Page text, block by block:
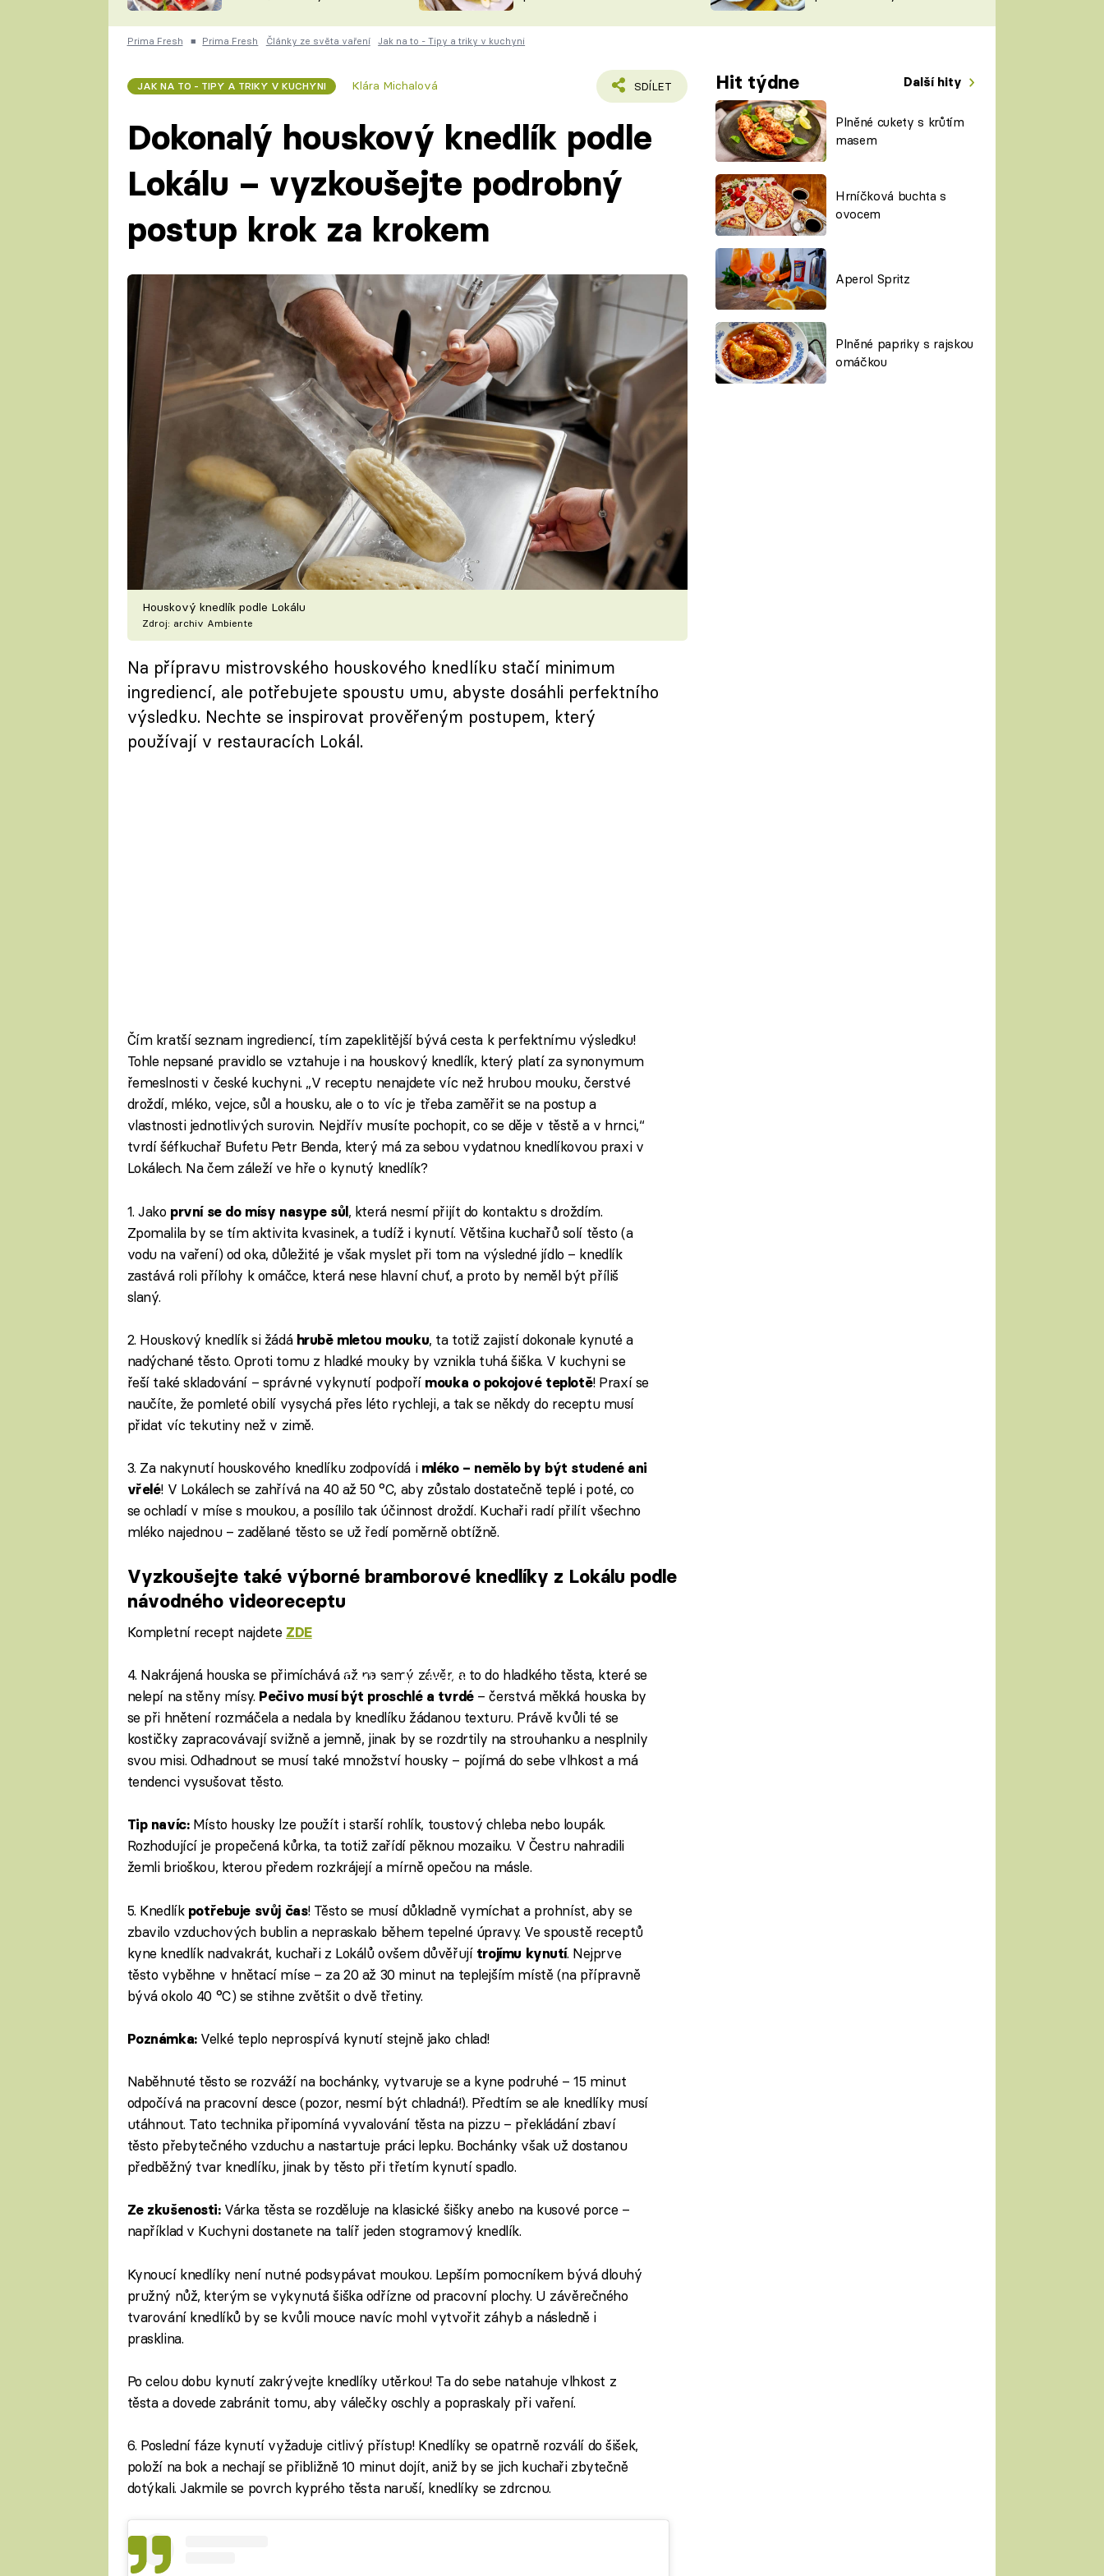
ČESKO NA TALÍŘI
DOMÁCÍ
KUCHAŘKA
VYCHYTÁVKY
ŠÉFREDAKTORKY
ČASOPIS
Prima Fresh ■ Prima Fresh Články ze světa vaření Jak na to - Tipy a triky v kuchyni
JAK NA TO - TIPY A TRIKY V KUCHYNI Klára Michalová SDÍLET Hit týdne Další hity
Plněné cukety s krůtím
masem
Hrníčková buchta s
ovocem
Aperol Spritz
Plněné papriky s rajskou
omáčkou
Dokonalý houskový knedlík podle
Lokálu – vyzkoušejte podrobný
postup krok za krokem
Houskový knedlík podle Lokálu
Zdroj: archiv Ambiente
Na přípravu mistrovského houskového knedlíku stačí minimum
ingrediencí, ale potřebujete spoustu umu, abyste dosáhli perfektního
výsledku. Nechte se inspirovat prověřeným postupem, který
používají v restauracích Lokál.
Čím kratší seznam ingrediencí, tím zapeklitější bývá cesta k perfektnímu výsledku!
Tohle nepsané pravidlo se vztahuje i na houskový knedlík, který platí za synonymum
řemeslnosti v české kuchyni. „V receptu nenajdete víc než hrubou mouku, čerstvé
droždí, mléko, vejce, sůl a housku, ale o to víc je třeba zaměřit se na postup a
vlastnosti jednotlivých surovin. Nejdřív musíte pochopit, co se děje v těstě a v hrnci,“
tvrdí šéfkuchař Bufetu Petr Benda, který má za sebou vydatnou knedlíkovou praxi v
Lokálech. Na čem záleží ve hře o kynutý knedlík?
1. Jako první se do mísy nasype sůl, která nesmí přijít do kontaktu s droždím.
Zpomalila by se tím aktivita kvasinek, a tudíž i kynutí. Většina kuchařů solí těsto (a
vodu na vaření) od oka, důležité je však myslet při tom na výsledné jídlo – knedlík
zastává roli přílohy k omáčce, která nese hlavní chuť, a proto by neměl být příliš
slaný.
2. Houskový knedlík si žádá hrubě mletou mouku, ta totiž zajistí dokonale kynuté a
nadýchané těsto. Oproti tomu z hladké mouky by vznikla tuhá šiška. V kuchyni se
řeší také skladování – správné vykynutí podpoří mouka o pokojové teplotě! Praxí se
naučíte, že pomleté obilí vysychá přes léto rychleji, a tak se někdy do receptu musí
přidat víc tekutiny než v zimě.
3. Za nakynutí houskového knedlíku zodpovídá i mléko – nemělo by být studené ani
vřelé! V Lokálech se zahřívá na 40 až 50 °C, aby zůstalo dostatečně teplé i poté, co
se ochladí v míse s moukou, a posílilo tak účinnost droždí. Kuchaři radí přilít všechno
mléko najednou – zadělané těsto se už ředí poměrně obtížně.
Vyzkoušejte také výborné bramborové knedlíky z Lokálu podle
návodného videoreceptu
Kompletní recept najdete ZDE
Failed to fetch
4. Nakrájená houska se přimíchává až na samý závěr, a to do hladkého těsta, které se
nelepí na stěny mísy. Pečivo musí být proschlé a tvrdé– čerstvá měkká houska by
se při hnětení rozmáčela a nedala by knedlíku žádanou texturu. Právě kvůli té se
kostičky zapracovávají svižně a jemně, jinak by se rozdrtily na strouhanku a nesplnily
svou misi. Odhadnout se musí také množství housky – pojímá do sebe vlhkost a má
tendenci vysušovat těsto.
Tip navíc:Místo housky lze použít i starší rohlík, toustový chleba nebo loupák.
Rozhodující je propečená kůrka, ta totiž zařídí pěknou mozaiku. V Čestru nahradili
žemli brioškou, kterou předem rozkrájejí a mírně opečou na másle.
5. Knedlík potřebuje svůj čas! Těsto se musí důkladně vymíchat a prohníst, aby se
zbavilo vzduchových bublin a nepraskalo během tepelné úpravy. Ve spoustě receptů
kyne knedlík nadvakrát, kuchaři z Lokálů ovšem důvěřují trojímu kynutí. Nejprve
těsto vyběhne v hnětací míse – za 20 až 30 minut na teplejším místě (na přípravně
bývá okolo 40 °C) se stihne zvětšit o dvě třetiny.
Poznámka:Velké teplo neprospívá kynutí stejně jako chlad!
Naběhnuté těsto se rozváží na bochánky, vytvaruje se a kyne podruhé – 15 minut
odpočívá na pracovní desce (pozor, nesmí být chladná!). Předtím se ale knedlíky musí
utáhnout. Tato technika připomíná vyvalování těsta na pizzu – překládání zbaví
těsto přebytečného vzduchu a nastartuje práci lepku. Bochánky však už dostanou
předběžný tvar knedlíku, jinak by těsto při třetím kynutí spadlo.
Ze zkušenosti:Várka těsta se rozděluje na klasické šišky anebo na kusové porce –
například v Kuchyni dostanete na talíř jeden stogramový knedlík.
Kynoucí knedlíky není nutné podsypávat moukou. Lepším pomocníkem bývá dlouhý
pružný nůž, kterým se vykynutá šiška odřízne od pracovní plochy. U závěrečného
tvarování knedlíků by se kvůli mouce navíc mohl vytvořit záhyb a následně i
prasklina.
Po celou dobu kynutí zakrývejte knedlíky utěrkou! Ta do sebe natahuje vlhkost z
těsta a dovede zabránit tomu, aby válečky oschly a popraskaly při vaření.
6. Poslední fáze kynutí vyžaduje citlivý přístup! Knedlíky se opatrně rozválí do šišek,
položí na bok a nechají se přibližně 10 minut dojít, aniž by se jich kuchaři zbytečně
dotýkali. Jakmile se povrch kyprého těsta naruší, knedlíky se zdrcnou.